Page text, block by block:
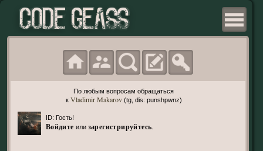
По любым вопросам обращаться
к Vladimir Makarov(tg, dis: punshpwnz)
ID: Гость!
Войдите или зарегистрируйтесь